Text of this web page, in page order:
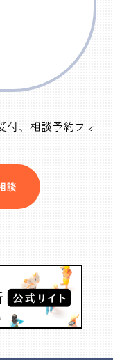
付、相談予約フォ
談